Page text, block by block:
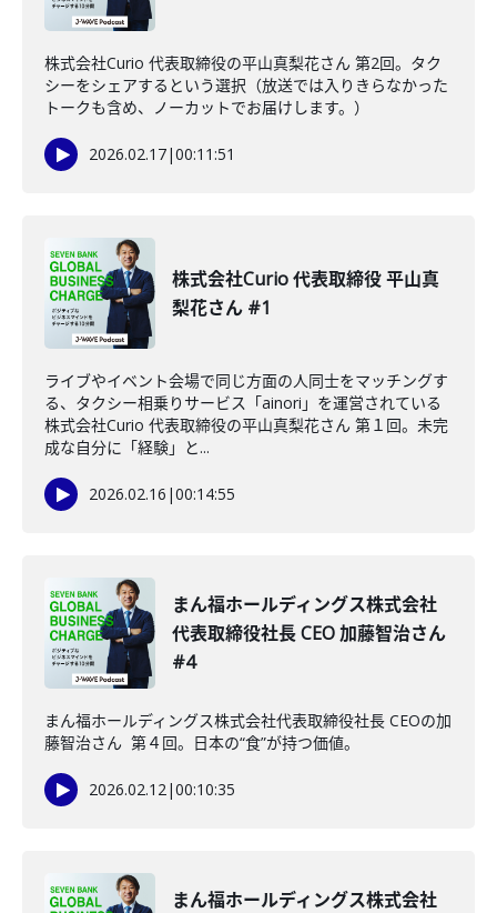
株式会社Curio 代表取締役の平山真梨花さん 第2回。タク
シーをシェアするという選択（放送では入りきらなかった
トークも含め、ノーカットでお届けします。）
2026.02.17|00:11:51
株式会社Curio 代表取締役 平山真
梨花さん #1
ライブやイベント会場で同じ方面の人同士をマッチングす
る、タクシー相乗りサービス「ainori」を運営されている
株式会社Curio 代表取締役の平山真梨花さん 第１回。未完
成な自分に「経験」と...
2026.02.16 |00:14:55
まん福ホールディングス株式会社
代表取締役社長 CEO 加藤智治さん
#4
まん福ホールディングス株式会社代表取締役社長 CEOの加
藤智治さん 第４回。日本の“食”が持つ価値。
2026.02.12|00:10:35
まん福ホールディングス株式会社